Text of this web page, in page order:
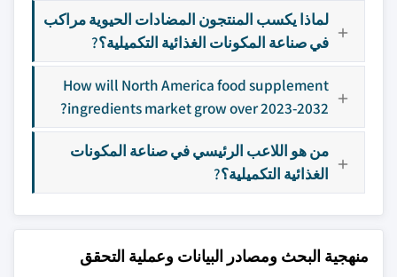
لماذا يكسب المنتجون المضادات الحيوية مراكب
في صناعة المكونات الغذائية التكميلية؟?
How will North America food supplement
ingredients market grow over 2023-2032?
من هو اللاعب الرئيسي في صناعة المكونات
الغذائية التكميلية؟?
منهجية البحث ومصادر البيانات وعملية التحقق